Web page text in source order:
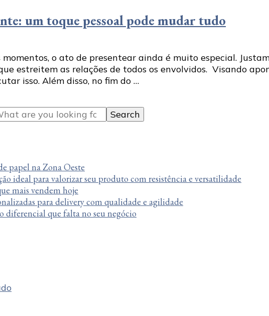
um toque pessoal pode mudar tudo
o ato de presentear ainda é muito especial.
estreitem as relações de todos os envolvidos. Visando
isso. Além disso, no fim do …
papel na Zona Oeste
ideal para valorizar seu produto com resistência e versatilidade
mais vendem hoje
para delivery com qualidade e agilidade
diferencial que falta no seu negócio